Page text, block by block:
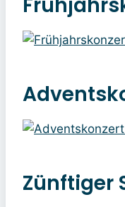
Zünftiger